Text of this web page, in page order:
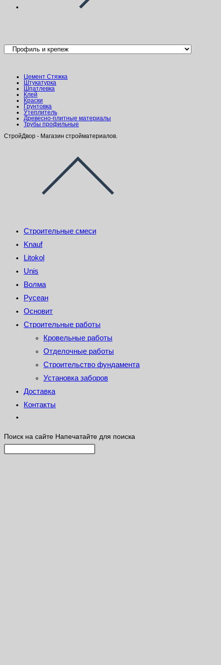
Цемент Стяжка
Штукатурка
Шпатлевка
Клей
Краски
Грунтовка
Утеплитель
Древесно-плитные материалы
Трубы профильные
СтройДвор - Магазин стройматериалов.
Строительные смеси
Knauf
Litokol
Unis
Волма
Русеан
Основит
Строительные работы
Кровельные работы
Отделочные работы
Строительство фундамента
Установка заборов
Доставка
Контакты
Поиск на сайте Напечатайте для поиска